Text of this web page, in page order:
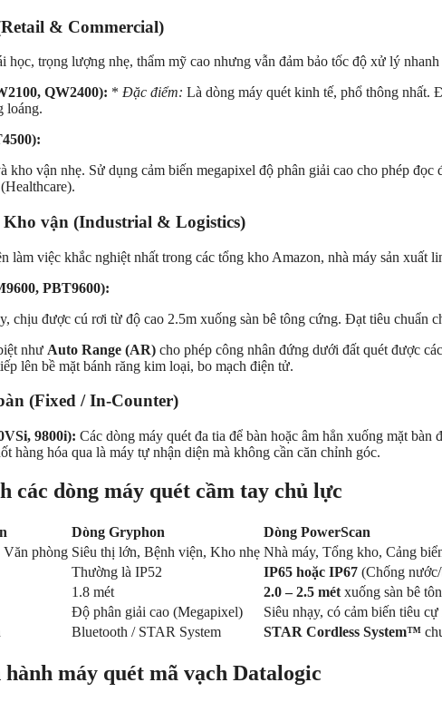
& Commercial)
học, trọng lượng nhẹ, thẩm mỹ cao nhưng vẫn đảm bảo tốc độ xử lý
QW2400): * Đặc điểm: Là dòng máy quét kinh tế, phổ thông nhất.
loáng.
kho vận nhẹ. Sử dụng cảm biến megapixel độ phân giải cao cho phép
vận (Industrial & Logistics)
việc khắc nghiệt nhất trong các tổng kho Amazon, nhà máy sản xuất
PBT9600):
chịu được cú rơi từ độ cao 2.5m xuống sàn bê tông cứng. Đạt tiêu chuẩn
như Auto Range (AR) cho phép công nhân đứng dưới đất quét được
lên bề mặt bánh răng kim loại, bo mạch điện tử.
(Fixed / In-Counter)
9800i): Các dòng máy quét đa tia để bàn hoặc âm hẳn xuống mặt
hàng hóa qua là máy tự nhận diện mà không cần căn chỉnh góc.
các dòng máy quét cầm tay chủ lực
Dòng Gryphon
Dòng PowerScan
Văn phòng Siêu thị lớn, Bệnh viện, Kho nhẹ Nhà máy, Tổng kho, Cảng
Thường là IP52 IP65 hoặc IP67 (Chống
1.8 mét 2.0 – 2.5 mét xuống sàn bê
Độ phân giải cao (Megapixel)
Siêu nhạy, có cảm biến tiêu cự
Bluetooth / STAR System STAR Cordless System™
máy quét mã vạch Datalogic